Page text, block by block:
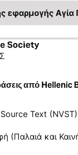
εφαρμογής Αγία
Society
από Hellenic
Text (NVST)
(Παλαιά και